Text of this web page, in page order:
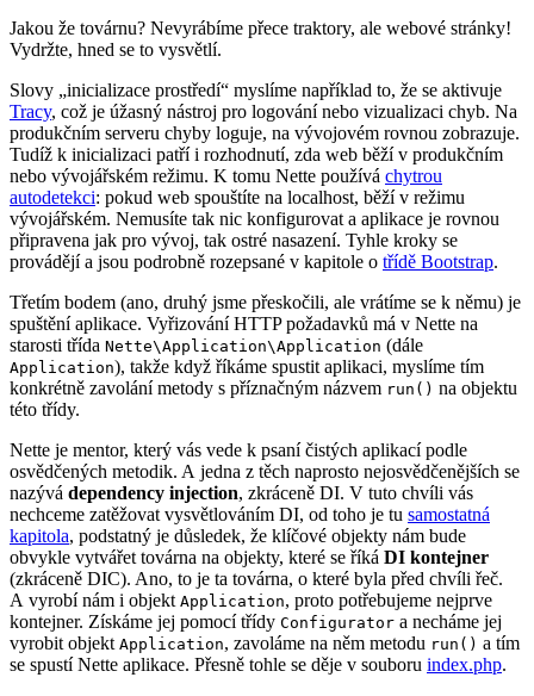
Jakou že továrnu? Nevyrábíme přece traktory, ale webové stránky!
Vydržte, hned se to vysvětlí.
Slovy „inicializace prostředí“ myslíme například to, že se aktivuje
Tracy, což je úžasný nástroj pro logování nebo vizualizaci chyb. Na
produkčním serveru chyby loguje, na vývojovém rovnou zobrazuje.
Tudíž k inicializaci patří i rozhodnutí, zda web běží v produkčním
nebo vývojářském režimu. K tomu Nette používá chytrou
autodetekci: pokud web spouštíte na localhost, běží v režimu
vývojářském. Nemusíte tak nic konfigurovat a aplikace je rovnou
připravena jak pro vývoj, tak ostré nasazení. Tyhle kroky se
provádějí a jsou podrobně rozepsané v kapitole o třídě Bootstrap.
Třetím bodem (ano, druhý jsme přeskočili, ale vrátíme se k němu) je
spuštění aplikace. Vyřizování HTTP požadavků má v Nette na
starosti třída Nette\Application\Application (dále
Application), takže když říkáme spustit aplikaci, myslíme tím
konkrétně zavolání metody s příznačným názvem run() na objektu
této třídy.
Nette je mentor, který vás vede k psaní čistých aplikací podle
osvědčených metodik. A jedna z těch naprosto nejosvědčenějších se
nazývá dependency injection, zkráceně DI. V tuto chvíli vás
nechceme zatěžovat vysvětlováním DI, od toho je tu samostatná
kapitola, podstatný je důsledek, že klíčové objekty nám bude
obvykle vytvářet továrna na objekty, které se říká DI kontejner
(zkráceně DIC). Ano, to je ta továrna, o které byla před chvíli řeč.
A vyrobí nám i objekt Application, proto potřebujeme nejprve
kontejner. Získáme jej pomocí třídy Configurator a necháme jej
vyrobit objekt Application, zavoláme na něm metodu run() a tím
se spustí Nette aplikace. Přesně tohle se děje v souboru index.php.